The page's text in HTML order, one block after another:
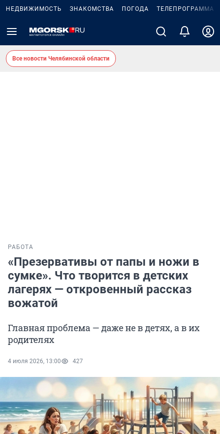
НЕДВИЖИМОСТЬ ЗНАКОМСТВА ПОГОДА ТЕЛЕПРОГРАММА
Все новости Челябинской области
РАБОТА
«Презервативы от папы и ножи в
сумке». Что творится в детских
лагерях — откровенный рассказ
вожатой
Главная проблема — даже не в детях, а в их
родителях
4 июля 2026, 13:00 427